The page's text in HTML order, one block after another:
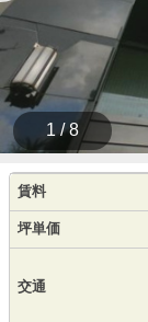
1 / 8
賃料
坪単価
交通